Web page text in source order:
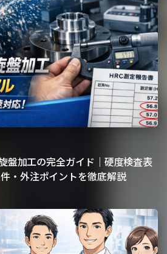
盤加工の完全ガイド｜硬度検査表
・外注ポイントを徹底解説